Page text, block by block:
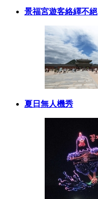
景福宮遊客絡繹不絕
夏日無人機秀